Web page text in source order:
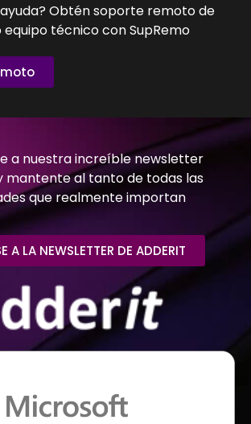
Obtén soporte remoto de
equipo técnico con SupRemo
a nuestra increíble newsletter
mantente al tanto de todas las
que realmente importan
A LA NEWSLETTER DE ADDERIT